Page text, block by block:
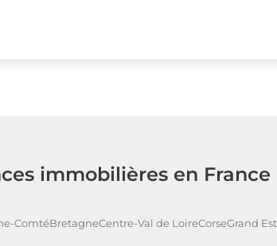
immobilières en France
ComtéBretagneCentre-Val de LoireCorseGrand Est